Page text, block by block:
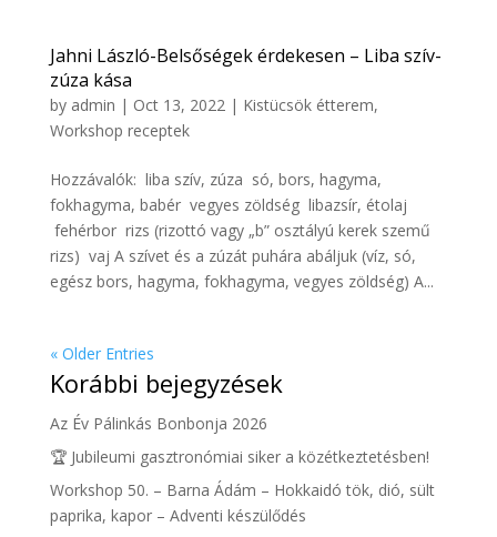
Jahni László-Belsőségek érdekesen – Liba szív-
zúza kása
by admin | Oct 13, 2022| Kistücsök étterem,
Workshop receptek
Hozzávalók: liba szív, zúza só, bors, hagyma,
fokhagyma, babér vegyes zöldség libazsír, étolaj
fehérbor rizs (rizottó vagy „b” osztályú kerek szemű
rizs) vaj A szívet és a zúzát puhára abáljuk (víz, só,
egész bors, hagyma, fokhagyma, vegyes zöldség) A...
« Older Entries
Korábbi bejegyzések
Az Év Pálinkás Bonbonja 2026
🏆 Jubileumi gasztronómiai siker a közétkeztetésben!
Workshop 50. – Barna Ádám – Hokkaidó tök, dió, sült
paprika, kapor – Adventi készülődés